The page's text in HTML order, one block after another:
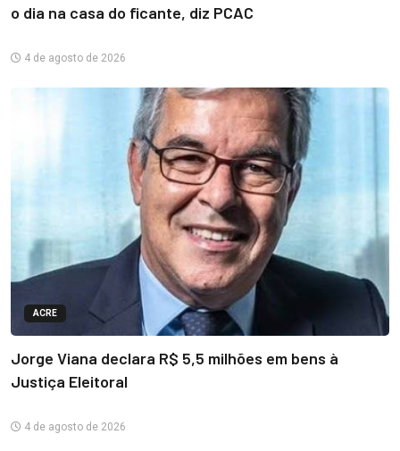
o dia na casa do ficante, diz PCAC
4 de agosto de 2026
ACRE
Jorge Viana declara R$ 5,5 milhões em bens à
Justiça Eleitoral
4 de agosto de 2026